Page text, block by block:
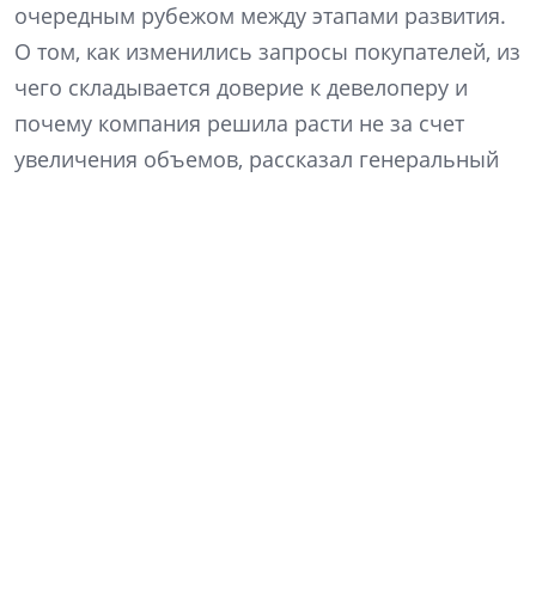
очередным рубежом между этапами развития.
О том, как изменились запросы покупателей, из
чего складывается доверие к девелоперу и
почему компания решила расти не за счет
увеличения объемов, рассказал генеральный